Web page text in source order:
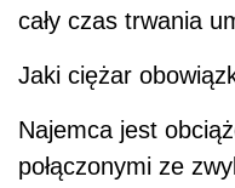
cały czas trwania
Jaki ciężar
Najemca jest
połączonymi ze